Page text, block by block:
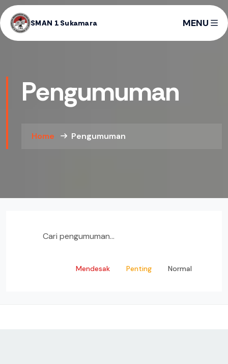
SMAN 1 Sukamara MENU
Pengumuman
Home Pengumuman
Mendesak Penting Normal